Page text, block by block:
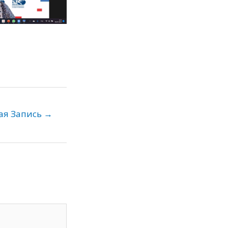
Запись →